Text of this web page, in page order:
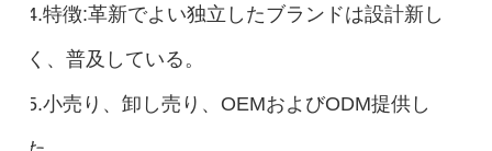
4.特徴:革新でよい独立したブランドは設計新し
く、普及している。
5.小売り、卸し売り、OEMおよびODM提供し